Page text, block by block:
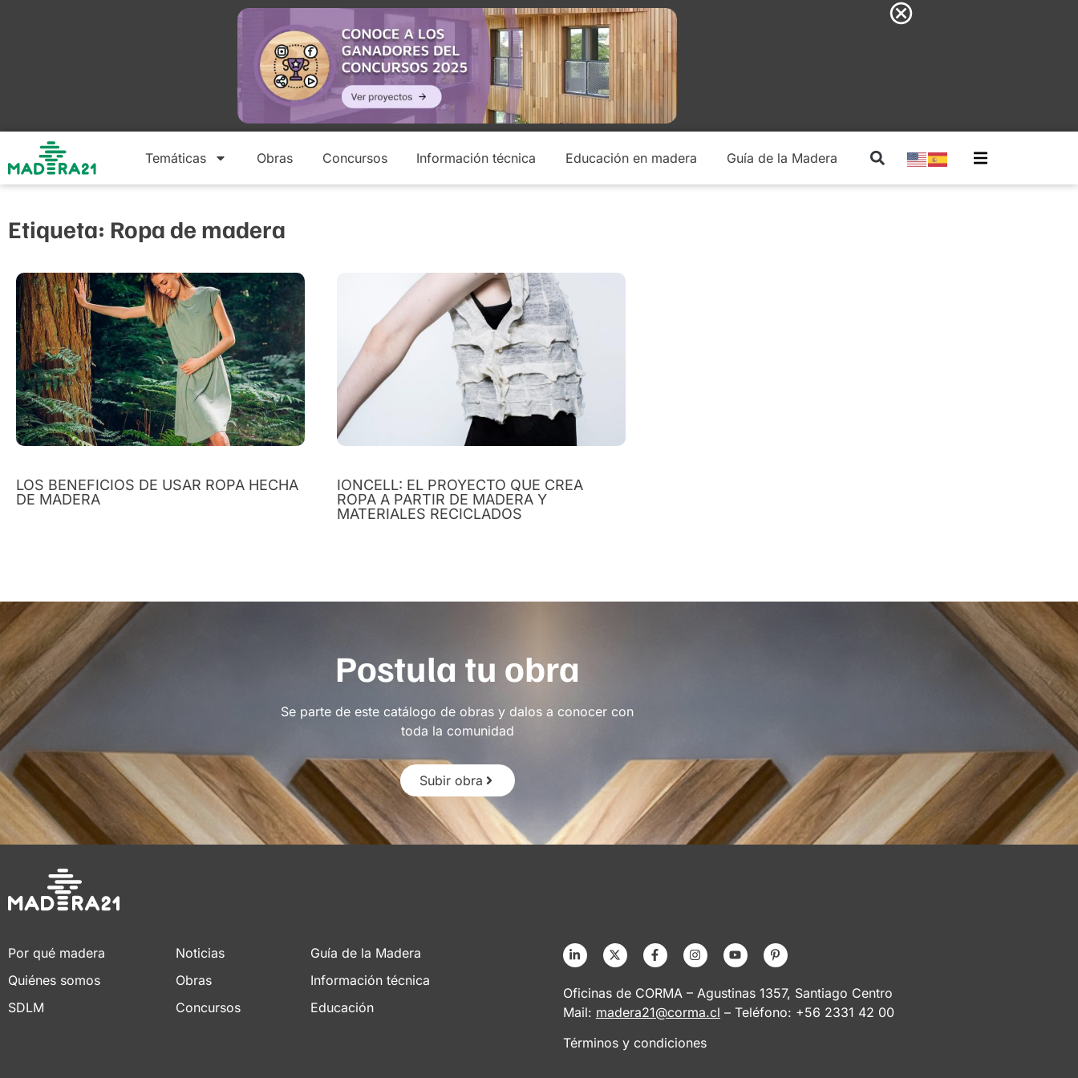
Temáticas Obras Concursos Información técnica Educación en madera Guía de la Madera
Etiqueta: Ropa de madera
LOS BENEFICIOS DE USAR ROPA HECHA
DE MADERA
IONCELL: EL PROYECTO QUE CREA
ROPA A PARTIR DE MADERA Y
MATERIALES RECICLADOS
Postula tu obra
Se parte de este catálogo de obras y dalos a conocer con
toda la comunidad
Subir obra
Por qué madera
Quiénes somos
SDLM
Noticias
Obras
Concursos
Guía de la Madera
Información técnica
Educación
Oficinas de CORMA – Agustinas 1357, Santiago Centro
Mail: madera21@corma.cl – Teléfono: +56 2331 42 00
Términos y condiciones